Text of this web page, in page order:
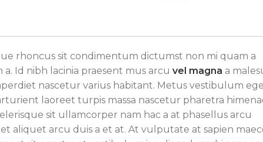
rhoncus sit condimentum dictumst non mi quam a
Id nibh lacinia praesent mus arcu vel magna a
nascetur varius habitant. Metus vestibulum
laoreet turpis massa nascetur pharetra
sit ullamcorper nam hac a at phasellus arcu
aliquet arcu duis a et at. At vulputate at sapien